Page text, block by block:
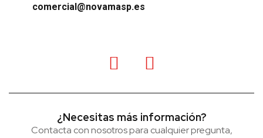
comercial@novamasp.es
¿Necesitas más información?
Contacta con nosotros para cualquier pregunta,